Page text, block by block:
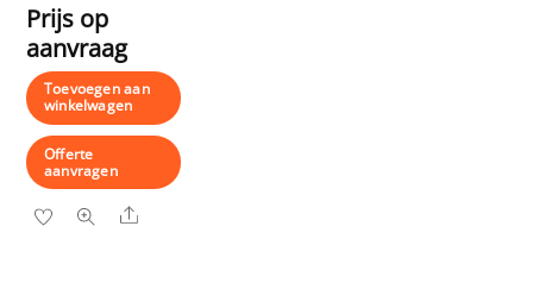
Prijs op
aanvraag
Toevoegen aan
winkelwagen
Offerte
aanvragen
Share